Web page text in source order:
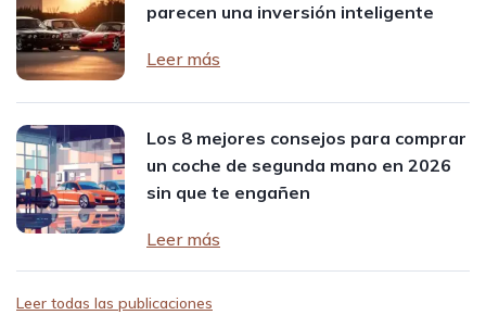
parecen una inversión inteligente
Leer más
Los 8 mejores consejos para comprar
un coche de segunda mano en 2026
sin que te engañen
Leer más
Leer todas las publicaciones